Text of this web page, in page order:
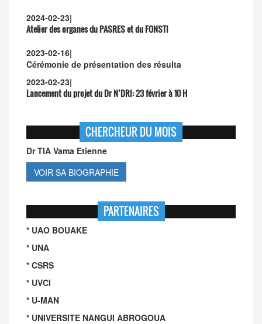
2024-02-23|
Atelier des organes du PASRES et du FONSTI
2023-02-16|
Cérémonie de présentation des résulta
2023-02-23|
Lancement du projet du Dr N’DRI:23 février à 10 H
CHERCHEUR DU MOIS
Dr TIA Vama Etienne
VOIR SA BIOGRAPHIE
PARTENAIRES
* UAO BOUAKE
* UNA
* CSRS
* UVCI
* U-MAN
* UNIVERSITE NANGUI ABROGOUA